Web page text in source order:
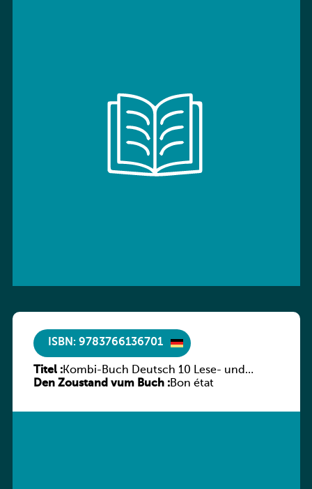
ISBN: 9783766136701
Titel :Kombi-Buch Deutsch 10 Lese- und
Sprachbuch
Den Zoustand vum Buch :Bon état